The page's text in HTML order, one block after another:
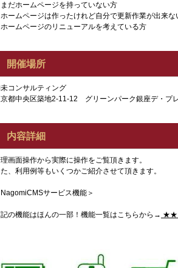
まだホームページを持っていない方
ホームページは作ったけれど自分で更新作業が出来な
ホームページのリニューアルを考えている方
開催場所
コンサルティング
都中央区築地2-11-12 グリーンパーク銀座デ・プ
内容詳細
画面操作から実際に操作をご覧頂きます。
た、利用例等もいくつかご紹介させて頂きます。
NagomiCMSサービス機能＞
の機能はほんの一部！機能一覧はこちらから→